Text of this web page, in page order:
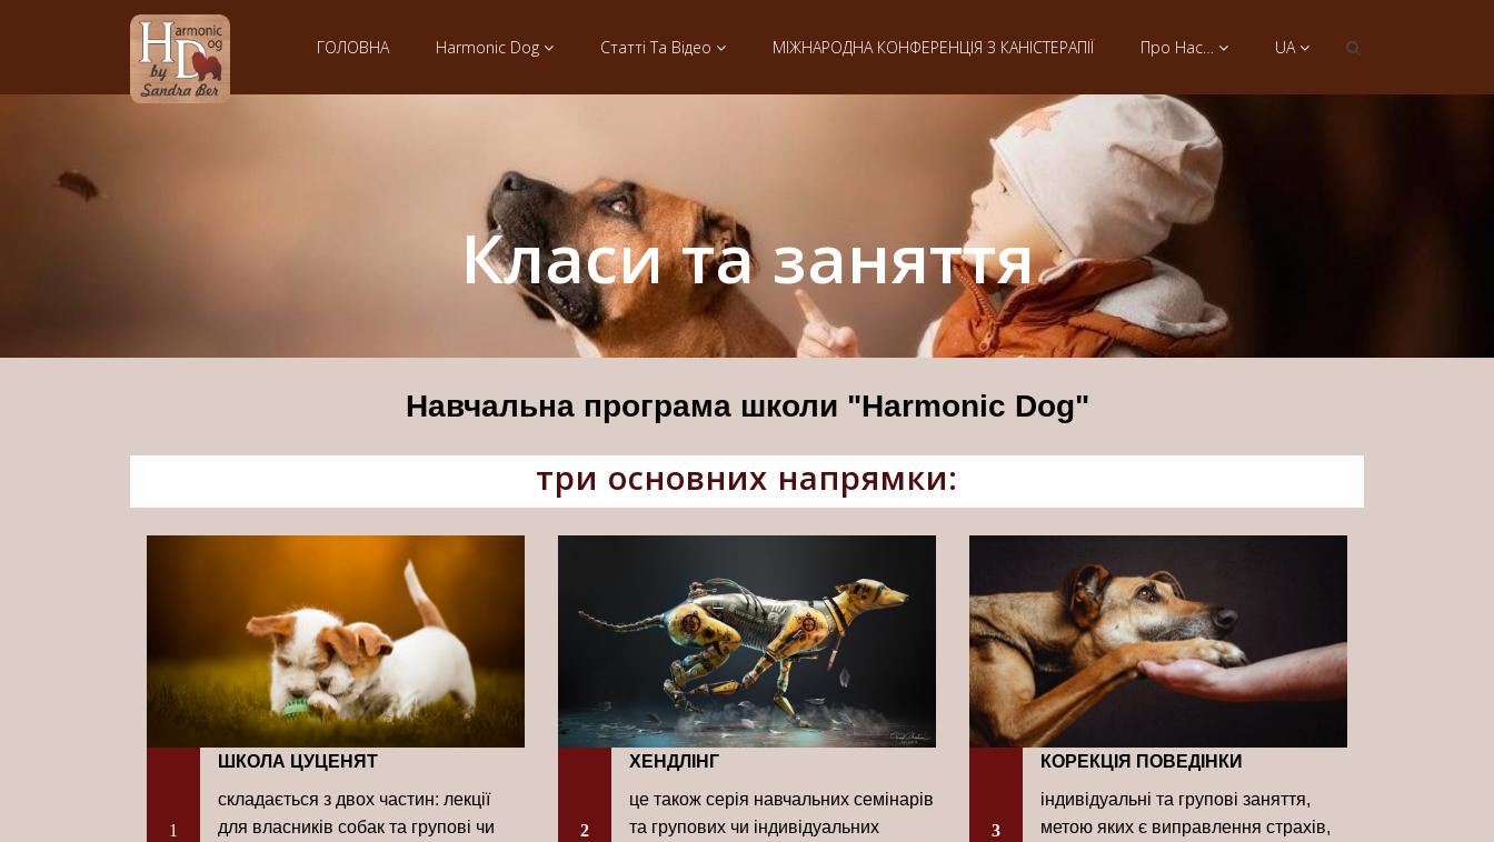
ГОЛОВНА Harmonic Dog Статті Та Відео МІЖНАРОДНА КОНФЕРЕНЦІЯ З КАНІСТЕРАПІЇ Про Нас… UA
Класи та заняття
Навчальна програма школи "Harmonic Dog"
три основних напрямки:
1
ШКОЛА ЦУЦЕНЯТ
складається з двох частин: лекції
для власників собак та групові чи
2
ХЕНДЛІНГ
це також серія навчальних семінарів
та групових чи індивідуальних
3
КОРЕКЦІЯ ПОВЕДІНКИ
індивідуальні та групові заняття,
метою яких є виправлення страхів,